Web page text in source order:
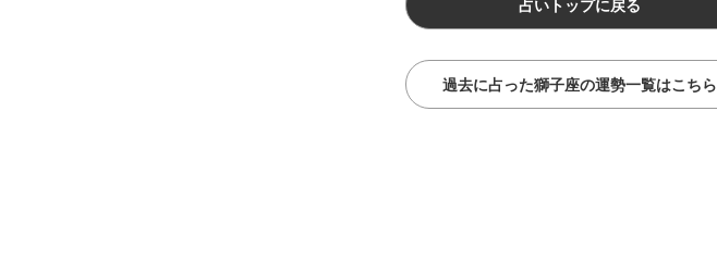
占いトップに戻る
過去に占った獅子座の運勢一覧はこちら